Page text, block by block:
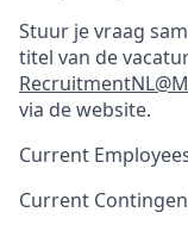
Stuur je vraag
titel van de
via de website.
Current
Current